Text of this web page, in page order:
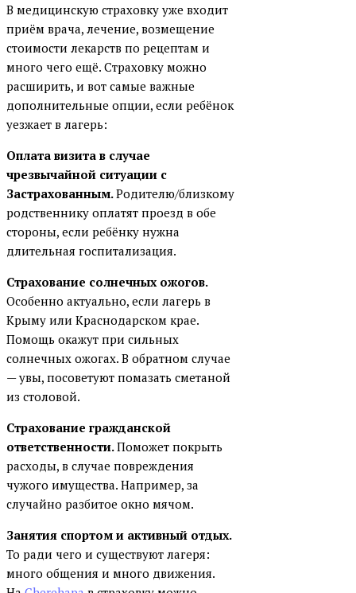
В медицинскую страховку уже входит
приём врача, лечение, возмещение
стоимости лекарств по рецептам и
много чего ещё. Страховку можно
расширить, и вот самые важные
дополнительные опции, если ребёнок
уезжает в лагерь:
Оплата визита в случае
чрезвычайной ситуации с
Застрахованным.Родителю/близкому
родственнику оплатят проезд в обе
стороны, если ребёнку нужна
длительная госпитализация.
Страхование солнечных ожогов.
Особенно актуально, если лагерь в
Крыму или Краснодарском крае.
Помощь окажут при сильных
солнечных ожогах. В обратном случае
— увы, посоветуют помазать сметаной
из столовой.
Страхование гражданской
ответственности.Поможет покрыть
расходы, в случае повреждения
чужого имущества. Например, за
случайно разбитое окно мячом.
Занятия спортом и активный отдых.
То ради чего и существуют лагеря:
много общения и много движения.